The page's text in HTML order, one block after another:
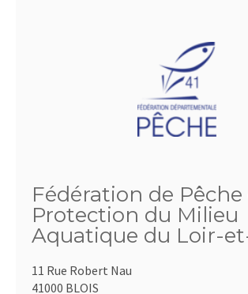
Fédération de
Protection du Milieu
Aquatique du Loir-
11 Rue Robert Nau
41000 BLOIS